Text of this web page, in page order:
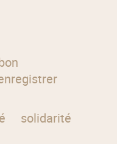
solidarité